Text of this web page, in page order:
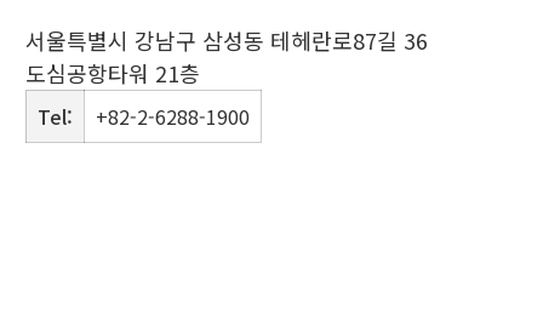
서울특별시 강남구 삼성동 테헤란로87길 36
도심공항타워 21층
Tel: +82-2-6288-1900